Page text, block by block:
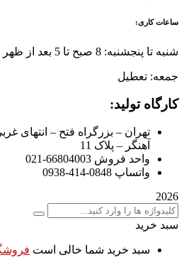
ساعات کاری:
شنبه تا پنجشنبه: 8 صبح تا 5 بعد از ظهر
جمعه: تعطیل
کارگاه تولید:
آهنگر – پلاک 11
واحد فروش 66804003-021
واتساپ 0848-414-0938
2026
سبد خرید
سبد خرید شما خالی است